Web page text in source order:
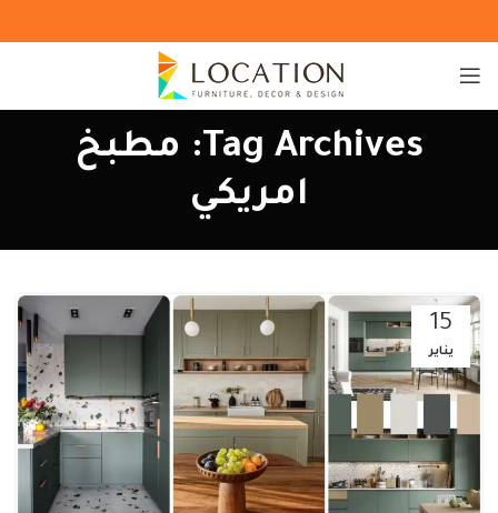
Tag Archives: مطبخ
امريكي
15
يناير